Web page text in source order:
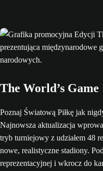
The World’s Game
Poznaj Światową Piłkę jak
Najnowsza aktualizacja
tryb turniejowy z udziałem 48
nowe, realistyczne stadiony.
reprezentacyjnej i wkrocz do